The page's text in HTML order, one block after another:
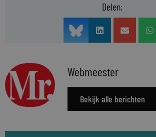
Delen:
Webmeester
Bekijk alle berichten